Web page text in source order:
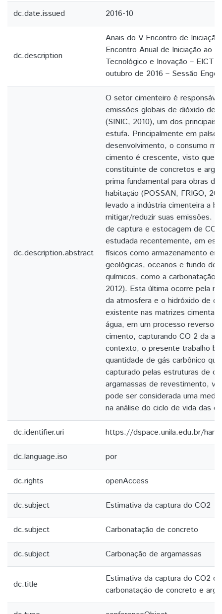
dc.date.issued 2016-10
dc.description
Anais do V Encontro de
Encontro Anual de Iniciação ao
Tecnológico e Inovação – EICTI
outubro de 2016 – Sessão
dc.description.abstract
O setor cimenteiro é
emissões globais de dióxido de
(SINIC, 2010), um dos
estufa. Principalmente em
desenvolvimento, o consumo
cimento é crescente, visto que
constituinte de concretos e
prima fundamental para obras
habitação (POSSAN; FRIGO,
levado a indústria cimenteira a
mitigar/reduzir suas emissões.
de captura e estocagem de CO
estudada recentemente, em
físicos como armazenamento
geológicas, oceanos e fundo de
químicos, como a carbonatação,
2012). Esta última ocorre pela
da atmosfera e o hidróxido de
existente nas matrizes
água, em um processo reverso
cimento, capturando CO 2 da
contexto, o presente trabalho
quantidade de gás carbônico
capturado pelas estruturas de
argamassas de revestimento,
pode ser considerada uma
na análise do ciclo de vida das
dc.identifier.uri https://dspace.unila.edu.br/
dc.language.iso por
dc.rights openAccess
dc.subject Estimativa da captura do CO2
dc.subject Carbonatação de concreto
dc.subject Carbonação de argamassas
dc.title
Estimativa da captura do CO2
carbonatação de concreto e